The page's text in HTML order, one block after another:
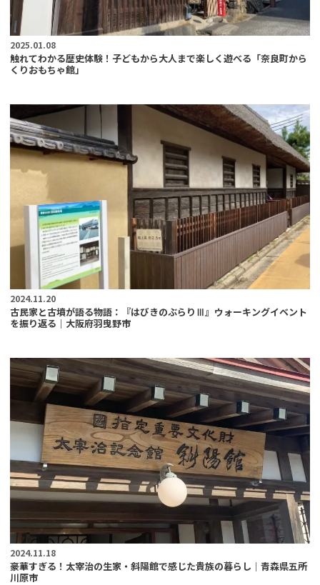
2025.01.08
触れてわかる歴史体験！子どもから大人まで楽しく遊べる「奈良町から
くりおもちゃ館」
2024.11.20
古民家と古墳が語る物語：『はびきのぶらりⅢ』ウォーキングイベント
を振り返る｜大阪府羽曳野市
2024.11.18
豪華すぎる！太宰治の生家・斜陽館で感じた貴族の暮らし｜青森県五所
川原市